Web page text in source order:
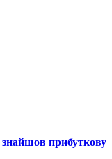
прибуткову